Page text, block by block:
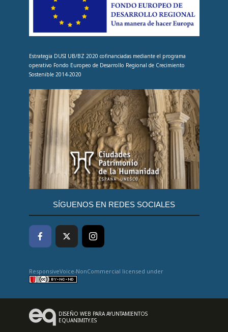
Estrategia DUSI UB/BZ 2020 cofinanciadas mediante el programa
operativo Fondo Europeo de Desarrollo Regional de Crecimiento
Sostenible 2014-2020
SÍGUENOS EN REDES SOCIALES
ResponsiveVoice-NonCommercial licensed under
DISEÑO WEB PARA AYUNTAMIENTOS
EQUANIMITY.ES